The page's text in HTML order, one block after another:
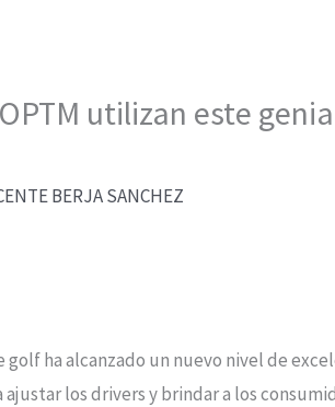
utilizan este
BERJA SANCHEZ
ha alcanzado un nuevo nivel de
los drivers y brindar a los